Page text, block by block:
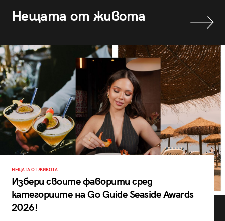
Нещата от живота
НЕЩАТА ОТ ЖИВОТА
Избери своите фаворити сред
категориите на Go Guide Seaside Awards
2026!